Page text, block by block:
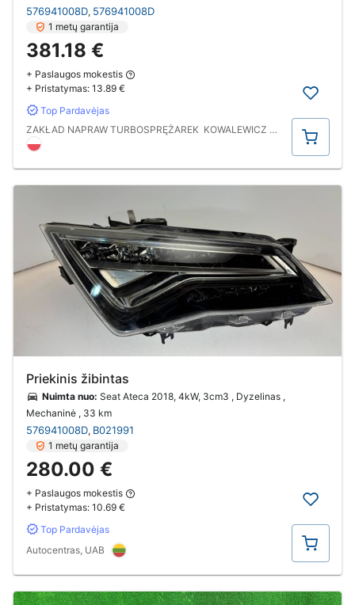
576941008D, 576941008D
1 metų garantija
381.18 €
+ Paslaugos mokestis
+ Pristatymas: 13.89 €
Top Pardavėjas
ZAKŁAD NAPRAW TURBOSPRĘŻAREK ­ KOWALEWICZ MARCIN
Pirkti
Priekinis žibintas
Nuimta nuo: Seat Ateca 2018, 4kW, 3cm3 , Dyzelinas ,
Mechaninė , 33 km
576941008D, B021991
1 metų garantija
280.00 €
+ Paslaugos mokestis
+ Pristatymas: 10.69 €
Top Pardavėjas
Autocentras, UAB
Pirkti